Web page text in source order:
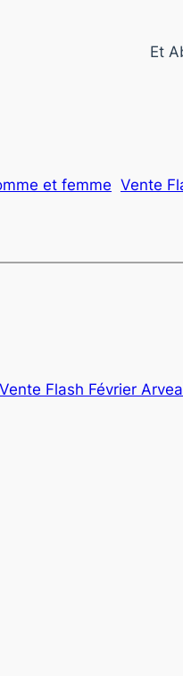
Et
et femme Vente
Vente Flash Février